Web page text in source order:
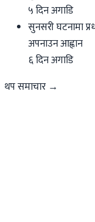
५ दिन अगाडि
सुनसरी घटनामा
अपनाउन आह्वान
६ दिन अगाडि
थप समाचार →